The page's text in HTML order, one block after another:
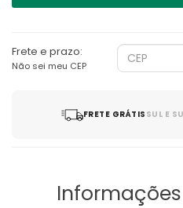
Frete e prazo:
Não sei meu CEP
FRETE GRÁTIS SUL E